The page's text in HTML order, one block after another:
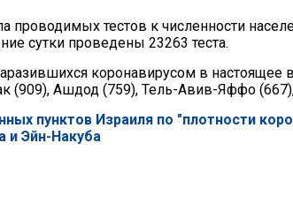
проводимых тестов к численности
сутки проведены 23263 теста.
коронавирусом в
(909), Ашдод (759), Тель-Авив-Яффо
пунктов Израиля по "плотности
и Эйн-Накуба